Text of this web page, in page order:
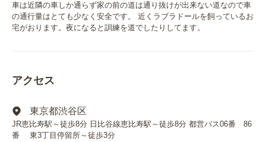
車は近隣の車しか通らず家の前の道は通り抜けが出来ない道なので車
の通行量はとても少なく安全です。 近くラブラドールを飼っているお
宅がおります。夜になると訓練を道でしたりしてます。
アクセス
東京都渋谷区
JR恵比寿駅～徒歩8分 日比谷線恵比寿駅～徒歩8分 都営バス06番 86
番 東3丁目停留所～徒歩3分